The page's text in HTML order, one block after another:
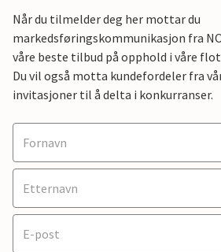
Når du tilmelder deg her mottar du
markedsføringskommunikasjon fra
våre beste tilbud på opphold i våre
Du vil også motta kundefordeler fra
invitasjoner til å delta i konkurranser.